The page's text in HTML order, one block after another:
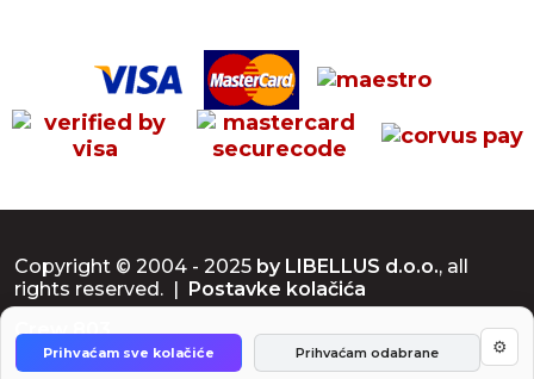
Copyright © 2004 - 2025 by LIBELLUS d.o.o., all
rights reserved. | Postavke kolačića
Crew 803
Prihvaćam sve kolačiće Prihvaćam odabrane ⚙